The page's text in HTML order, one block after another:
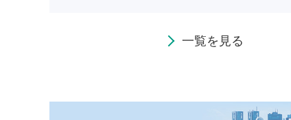
一覧を見る